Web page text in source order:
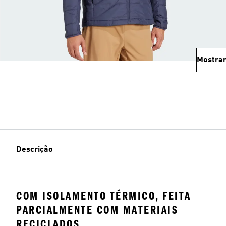
Descrição
COM ISOLAMENTO TÉRMICO, FEITA
PARCIALMENTE COM MATERIAIS